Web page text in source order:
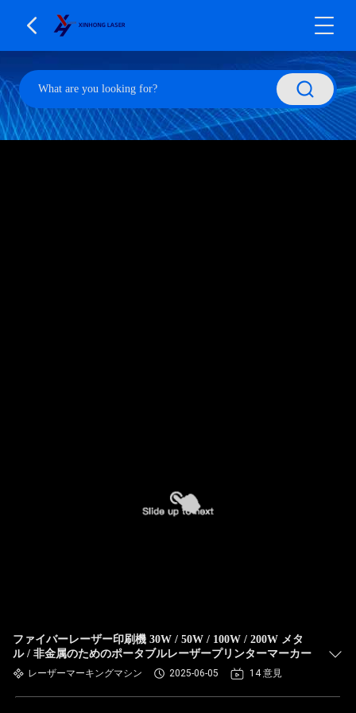
ファイバーレーザー印刷機 30W / 50W / 100W / 200W メタ
ル / 非金属のためのポータブルレーザープリンターマーカー
レーザーマーキングマシン 2025-06-05 14 意見